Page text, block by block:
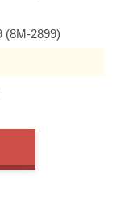
(8M-2899)